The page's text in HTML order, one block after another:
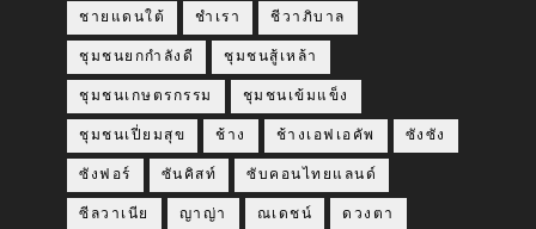
ชายแดนใต้ ชำเรา ชีวาภิบาล
ชุมชนยกกำลังดี ชุมชนสู้เหล้า
ชุมชนเกษตรกรรม ชุมชนเข้มแข็ง
ชุมชนเปี่ยมสุข ช้าง ช้างเอฟเอคัพ ซังซัง
ซังฟอร์ ซันคิสท์ ซับคอนไทยแลนด์
ซีลวาเนีย ญาญ่า ณเดชน์ ดวงตา